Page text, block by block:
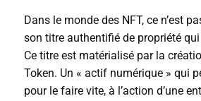
Dans le monde des NFT, ce n’est
son titre authentifié de propriété
Ce titre est matérialisé par la
Token. Un « actif numérique » qui
pour le faire vite, à l’action d’une